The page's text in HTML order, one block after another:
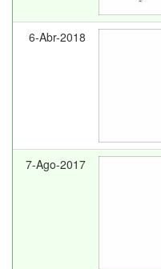
6-Abr-2018
7-Ago-2017